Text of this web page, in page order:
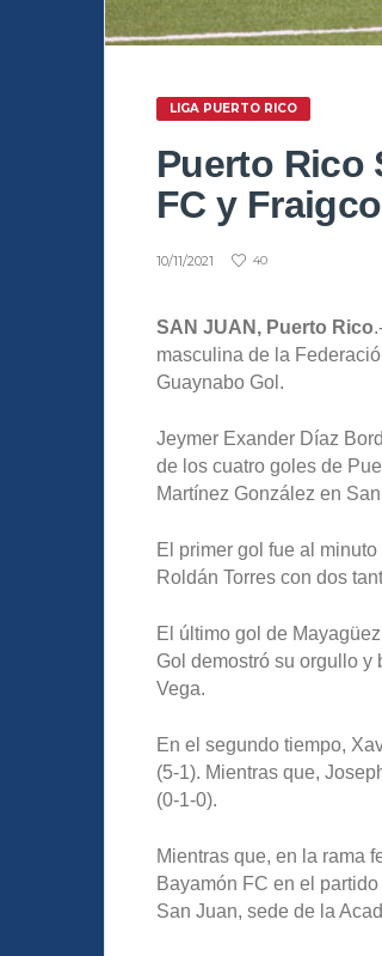
LIGA PUERTO RICO
Puerto Rico
FC y
10/11/2021 40
SAN JUAN, Puerto Rico
masculina de la
Guaynabo Gol.
Jeymer Exander Díaz
de los cuatro goles de
Martínez González en
El primer gol fue al
Roldán Torres con dos
El último gol de
Gol demostró su orgullo y
Vega.
En el segundo tiempo,
(5-1). Mientras que,
(0-1-0).
Mientras que, en la rama
Bayamón FC en el
San Juan, sede de la